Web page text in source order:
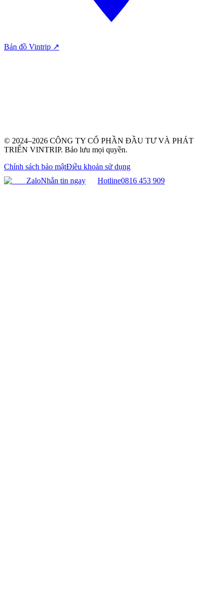
Bản đồ Vintrip ↗
© 2024–2026 CÔNG TY CỔ PHẦN ĐẦU TƯ VÀ PHÁT
TRIỂN VINTRIP. Bảo lưu mọi quyền.
Chính sách bảo mậtĐiều khoản sử dụng
ZaloNhắn tin ngay Hotline0816 453 909